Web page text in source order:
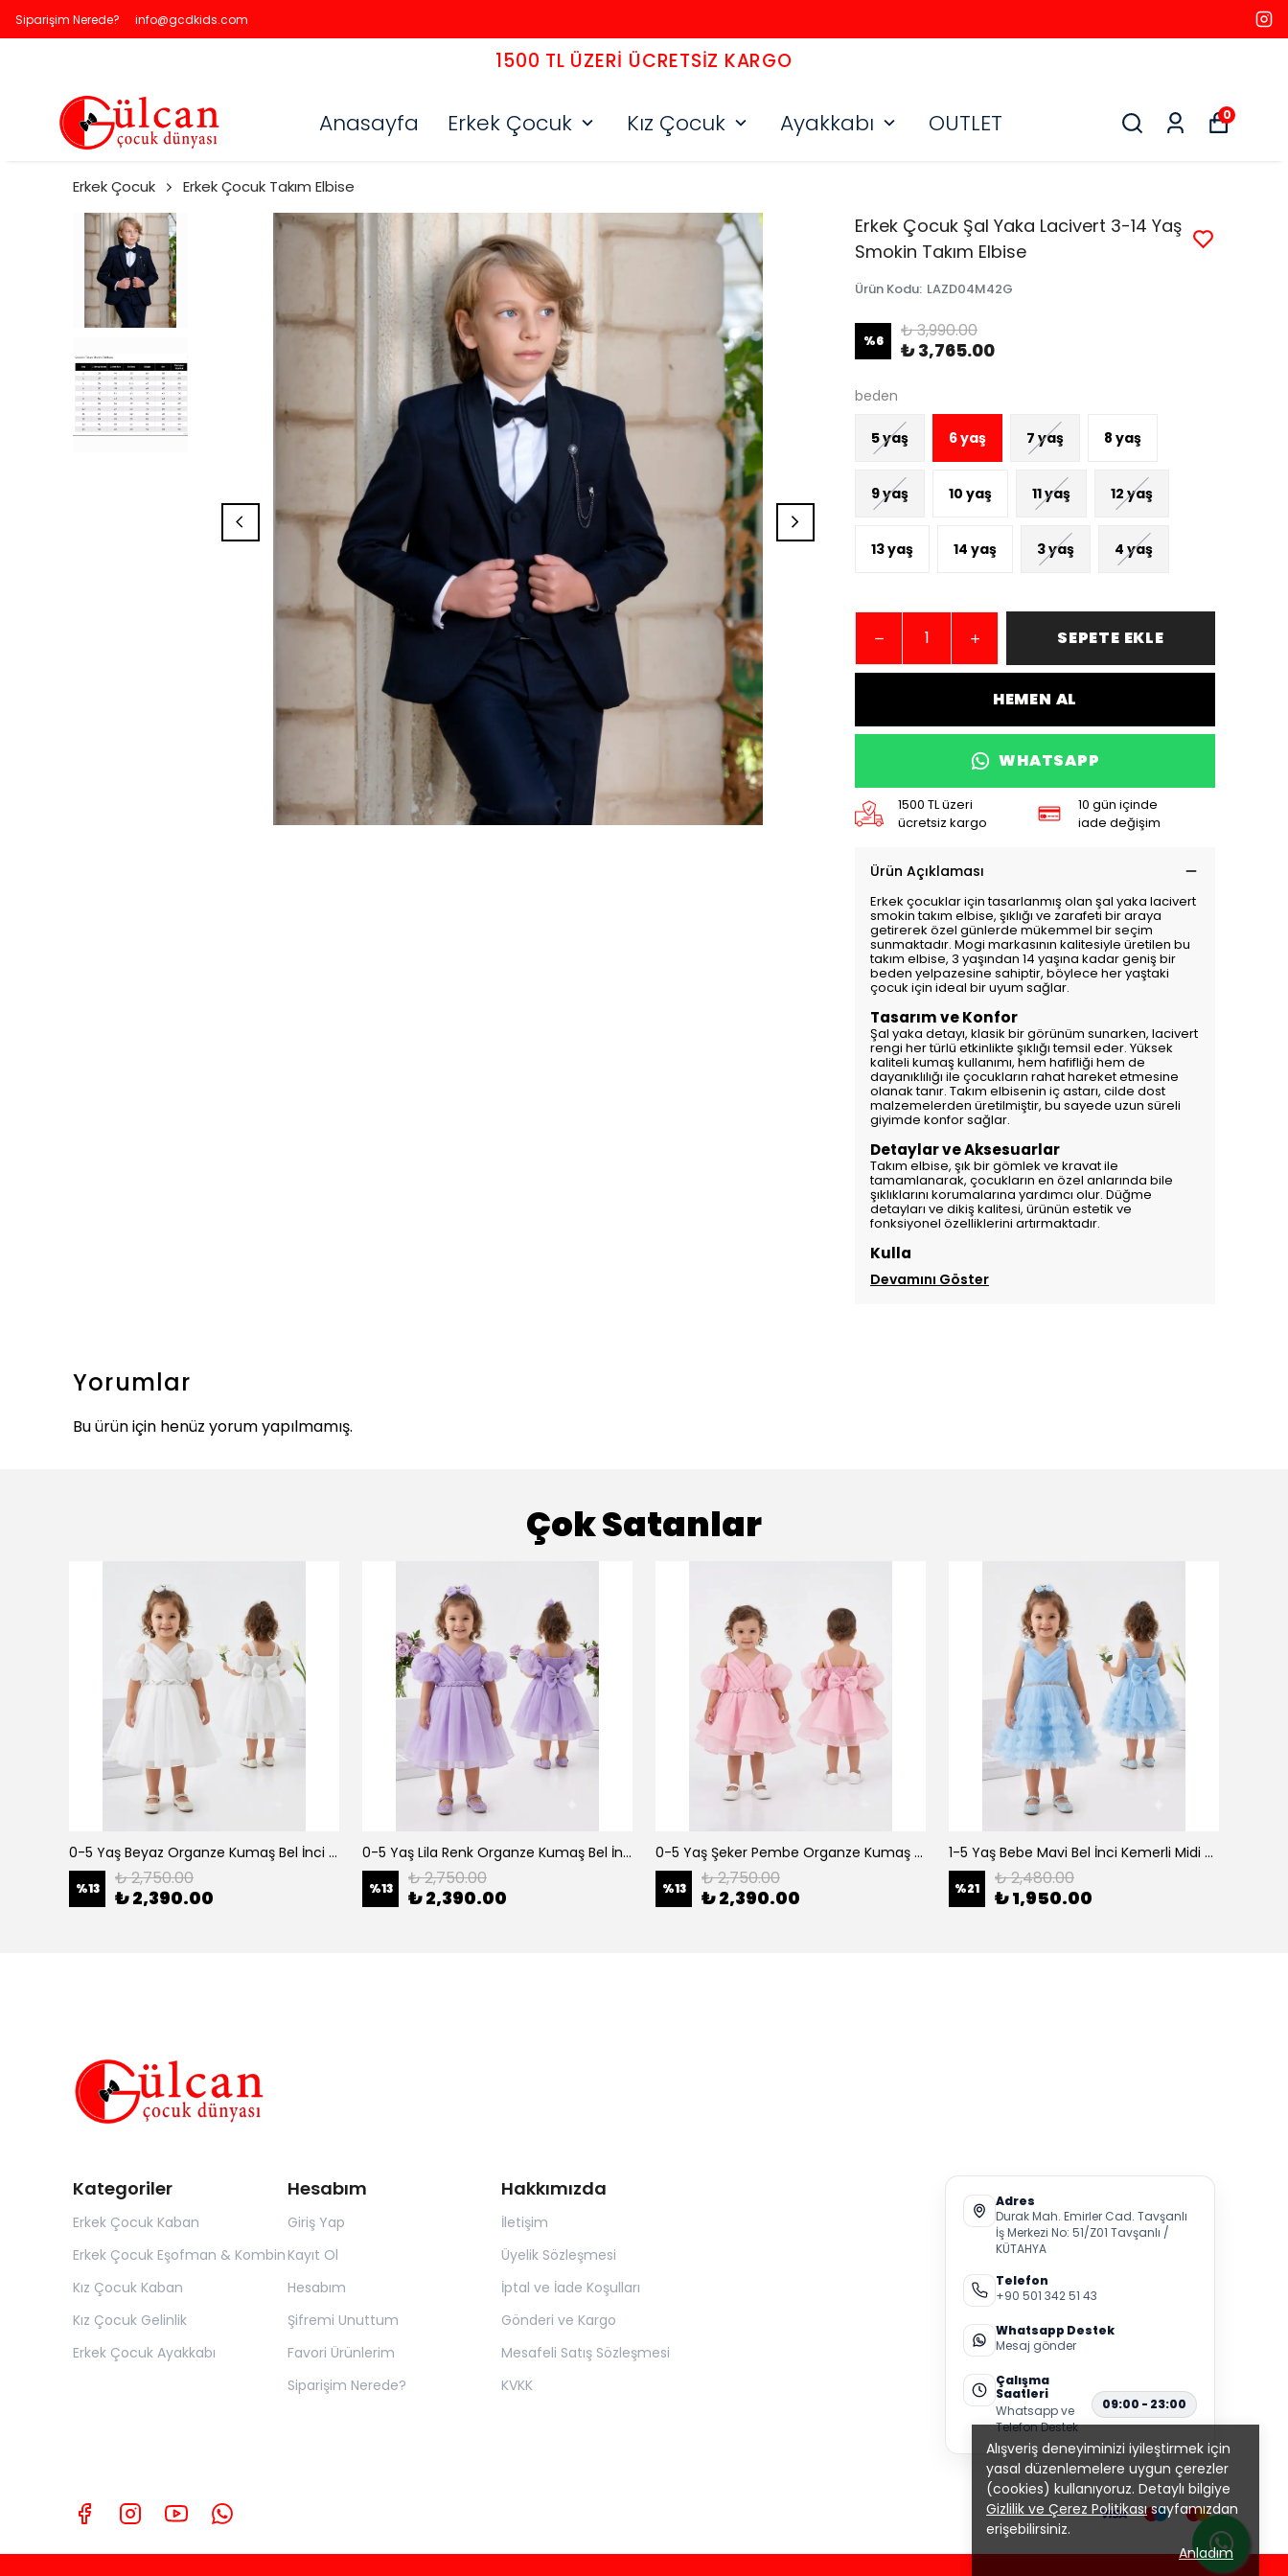
Siparişim Nerede? info@gcdkids.com
1500 TL ÜZERI ÜCRETSIZ KARGO
Anasayfa Erkek Çocuk Kız Çocuk Ayakkabı OUTLET 0
Alışveriş deneyiminizi iyileştirmek için
yasal düzenlemelere uygun çerezler
(cookies) kullanıyoruz. Detaylı bilgiye
Gizlilik ve Çerez Politikasısayfamızdan
erişebilirsiniz.
Anladım
Erkek Çocuk Erkek Çocuk Takım Elbise
Erkek Çocuk Şal Yaka Lacivert 3-14 Yaş
Smokin Takım Elbise
Ürün Kodu: LAZD04M42G
%6 ₺ 3,990.00
₺ 3,765.00
beden
5 yaş 6 yaş 7 yaş 8 yaş
9 yaş 10 yaş 11 yaş 12 yaş
13 yaş 14 yaş 3 yaş 4 yaş
SEPETE EKLE
HEMEN AL
WHATSAPP
1500 TL üzeri
ücretsiz kargo
10 gün içinde
iade değişim
Ürün Açıklaması
Erkek çocuklar için tasarlanmış olan şal yaka lacivert
smokin takım elbise, şıklığı ve zarafeti bir araya
getirerek özel günlerde mükemmel bir seçim
sunmaktadır. Mogi markasının kalitesiyle üretilen bu
takım elbise, 3 yaşından 14 yaşına kadar geniş bir
beden yelpazesine sahiptir, böylece her yaştaki
çocuk için ideal bir uyum sağlar.
Tasarım ve Konfor
Şal yaka detayı, klasik bir görünüm sunarken, lacivert
rengi her türlü etkinlikte şıklığı temsil eder. Yüksek
kaliteli kumaş kullanımı, hem hafifliği hem de
dayanıklılığı ile çocukların rahat hareket etmesine
olanak tanır. Takım elbisenin iç astarı, cilde dost
malzemelerden üretilmiştir, bu sayede uzun süreli
giyimde konfor sağlar.
Detaylar ve Aksesuarlar
Takım elbise, şık bir gömlek ve kravat ile
tamamlanarak, çocukların en özel anlarında bile
şıklıklarını korumalarına yardımcı olur. Düğme
detayları ve dikiş kalitesi, ürünün estetik ve
fonksiyonel özelliklerini artırmaktadır.
Kulla
Devamını Göster
Yorumlar
Bu ürün için henüz yorum yapılmamış.
Çok Satanlar
0-5 Yaş Beyaz Organze Kumaş Bel İnci Kemerli Midi Boy Arkası Lastikli Abiye
%13 ₺ 2,750.00
₺ 2,390.00
0-5 Yaş Lila Renk Organze Kumaş Bel İnci Kemerli Midi Boy Arkası Lastikli Abiye
%13 ₺ 2,750.00
₺ 2,390.00
0-5 Yaş Şeker Pembe Organze Kumaş Bel İnci Kemerli Midi Boy Arkası Lastikli Abiye
%13 ₺ 2,750.00
₺ 2,390.00
1-5 Yaş Bebe Mavi Bel İnci Kemerli Midi Boy Arkası Lastikli Tütü Bebe Abiye
%21 ₺ 2,480.00
₺ 1,950.00
Kategoriler
Erkek Çocuk Kaban
Erkek Çocuk Eşofman & Kombin
Kız Çocuk Kaban
Kız Çocuk Gelinlik
Erkek Çocuk Ayakkabı
Hesabım
Giriş Yap
Kayıt Ol
Hesabım
Şifremi Unuttum
Favori Ürünlerim
Siparişim Nerede?
Hakkımızda
İletişim
Üyelik Sözleşmesi
İptal ve İade Koşulları
Gönderi ve Kargo
Mesafeli Satış Sözleşmesi
KVKK
Adres
Durak Mah. Emirler Cad. Tavşanlı
İş Merkezi No: 51/Z01 Tavşanlı /
KÜTAHYA
Telefon
+90 501 342 51 43
Whatsapp Destek
Mesaj gönder
Çalışma
Saatleri
Whatsapp ve
Telefon Destek
09:00 - 23:00